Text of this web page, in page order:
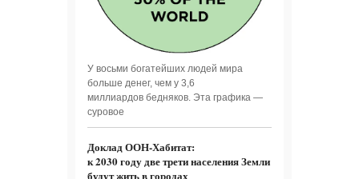
У восьми богатейших людей мира
больше денег, чем у 3,6
миллиардов бедняков. Эта графика —
суровое
Доклад ООН-Хабитат:
к 2030 году две трети населения Земли
будут жить в городах